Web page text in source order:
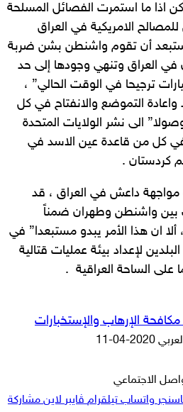
اذا ما استمرت الفصائل المسلحة
الامريكية في العراق
أن تقوم واشنطن بشن ضربة
العراق وتنهي وجودها إلى حد
ترجيحا في الوقت الحالي” ،
التموضع والانفتاح في كل
الى نشر الولايات المتحدة
كل من قاعدة عين الاسد في
كردستان .
مواجهة داعش في العراق ، قد
بين واشنطن وطهران ضمناً
ان هذا الأمر يبدو مستبعدا” في
لإعداد بيئة عمليات قتالية
على الساحة العراقية .
الإرهاب والإستخبارات
أرسل
إلكترونيا
2020-04-11
الاجتماعي
واتساب تيلقرام ڤايبر لاين مشاركة